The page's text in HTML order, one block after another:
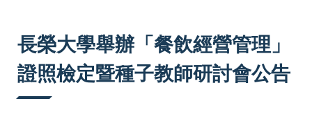
長榮大學舉辦「餐飲經營管理」
證照檢定暨種子教師研討會公告